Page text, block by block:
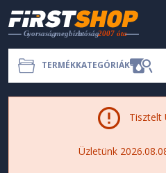
TERMÉKKATEGÓRIÁK
Tisztelt
Üzletünk